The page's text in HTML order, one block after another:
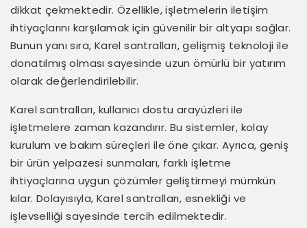
dikkat çekmektedir. Özellikle, işletmelerin iletişim
ihtiyaçlarını karşılamak için güvenilir bir altyapı sağlar.
Bunun yanı sıra, Karel santralları, gelişmiş teknoloji ile
donatılmış olması sayesinde uzun ömürlü bir yatırım
olarak değerlendirilebilir.
Karel santralları, kullanıcı dostu arayüzleri ile
işletmelere zaman kazandırır. Bu sistemler, kolay
kurulum ve bakım süreçleri ile öne çıkar. Ayrıca, geniş
bir ürün yelpazesi sunmaları, farklı işletme
ihtiyaçlarına uygun çözümler geliştirmeyi mümkün
kılar. Dolayısıyla, Karel santralları, esnekliği ve
işlevselliği sayesinde tercih edilmektedir.